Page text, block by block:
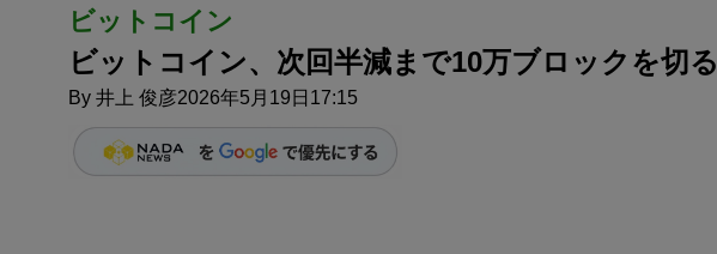
ビットコイン
ビットコイン、次回半減まで10万ブロックを切る
By 井上 俊彦2026年5月19日17:15